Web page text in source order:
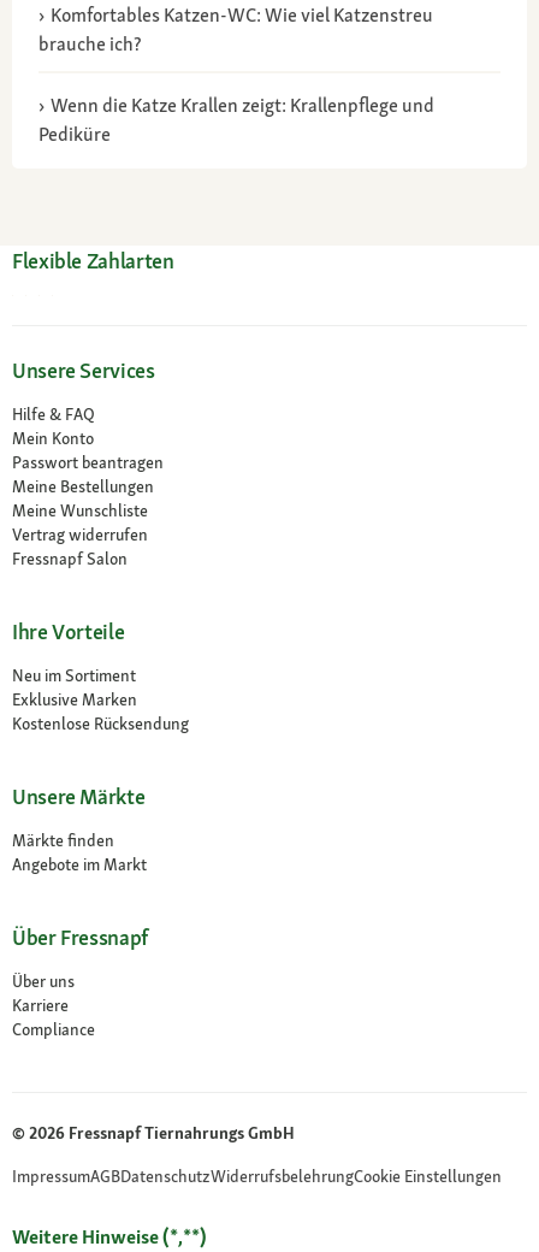
Komfortables Katzen-WC: Wie viel Katzenstreu
brauche ich?
Wenn die Katze Krallen zeigt: Krallenpflege und
Pediküre
Flexible Zahlarten
Unsere Services
Hilfe & FAQ
Mein Konto
Passwort beantragen
Meine Bestellungen
Meine Wunschliste
Vertrag widerrufen
Fressnapf Salon
Ihre Vorteile
Neu im Sortiment
Exklusive Marken
Kostenlose Rücksendung
Unsere Märkte
Märkte finden
Angebote im Markt
Über Fressnapf
Über uns
Karriere
Compliance
© 2026 Fressnapf Tiernahrungs GmbH
ImpressumAGBDatenschutzWiderrufsbelehrungCookie Einstellungen
Weitere Hinweise (*,**)